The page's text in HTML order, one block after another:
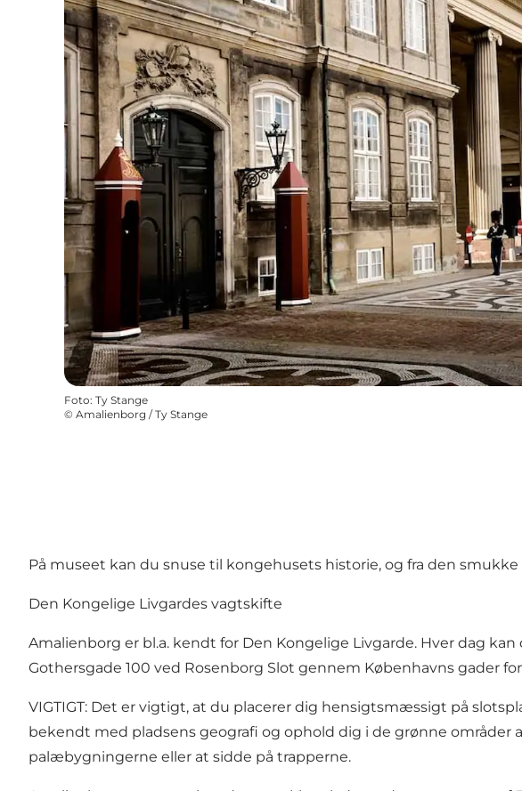
Foto: Ty Stange
© Amalienborg / Ty Stange
På museet kan du snuse til kongehusets historie, og fra den
Den Kongelige Livgardes vagtskifte
Amalienborg er bl.a. kendt for Den Kongelige Livgarde. Hver dag kan
Gothersgade 100 ved Rosenborg Slot gennem Københavns gader
VIGTIGT: Det er vigtigt, at du placerer dig hensigtsmæssigt på
bekendt med pladsens geografi og ophold dig i de grønne områder
palæbygningerne eller at sidde på trapperne.